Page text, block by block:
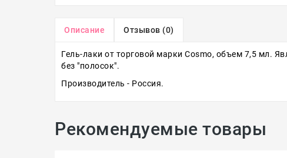
Описание Отзывов (0)
Гель-лаки от торговой марки Cosmo, объем 7,5 мл.
без "полосок".
Производитель - Россия.
Рекомендуемые товары